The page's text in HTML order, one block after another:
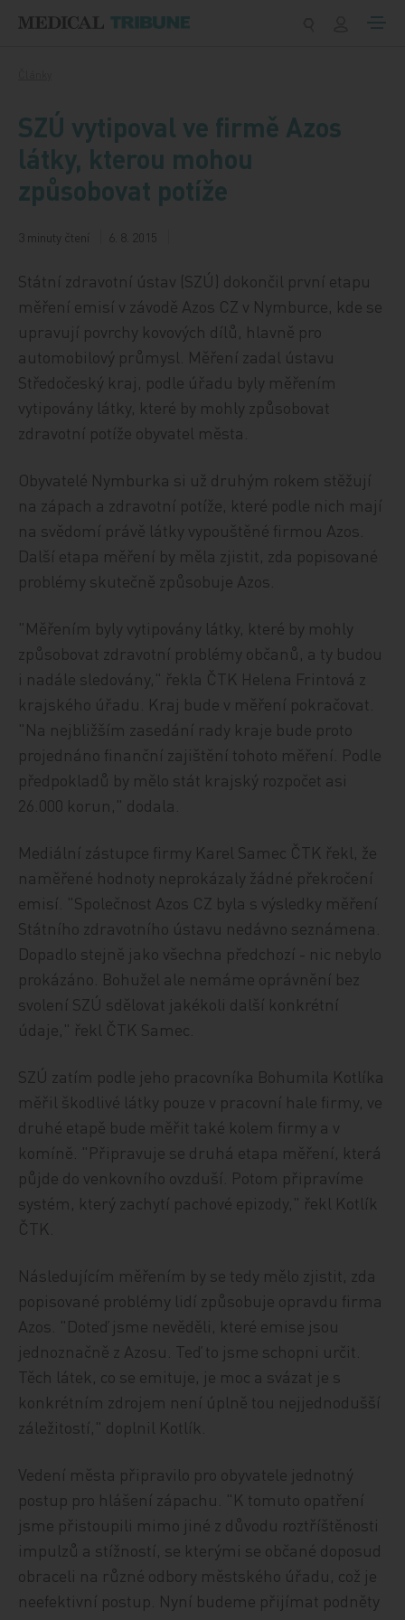
SZÚ vytipoval ve firmě Azos
látky, kterou mohou
způsobovat potíže
3 minuty čtení 6. 8. 2015
Státní zdravotní ústav (SZÚ) dokončil první etapu
měření emisí v závodě Azos CZ v Nymburce, kde se
upravují povrchy kovových dílů, hlavně pro
automobilový průmysl. Měření zadal ústavu
Středočeský kraj, podle úřadu byly měřením
vytipovány látky, které by mohly způsobovat
zdravotní potíže obyvatel města.
Obyvatelé Nymburka si už druhým rokem stěžují
na zápach a zdravotní potíže, které podle nich mají
na svědomí právě látky vypouštěné firmou Azos.
Další etapa měření by měla zjistit, zda popisované
problémy skutečně způsobuje Azos.
"Měřením byly vytipovány látky, které by mohly
způsobovat zdravotní problémy občanů, a ty budou
i nadále sledovány," řekla ČTK Helena Frintová z
krajského úřadu. Kraj bude v měření pokračovat.
"Na nejbližším zasedání rady kraje bude proto
projednáno finanční zajištění tohoto měření. Podle
předpokladů by mělo stát krajský rozpočet asi
26.000 korun," dodala.
Mediální zástupce firmy Karel Samec ČTK řekl, že
naměřené hodnoty neprokázaly žádné překročení
emisí. "Společnost Azos CZ byla s výsledky měření
Státního zdravotního ústavu nedávno seznámena.
Dopadlo stejně jako všechna předchozí - nic nebylo
prokázáno. Bohužel ale nemáme oprávnění bez
svolení SZÚ sdělovat jakékoli další konkrétní
údaje," řekl ČTK Samec.
SZÚ zatím podle jeho pracovníka Bohumila Kotlíka
měřil škodlivé látky pouze v pracovní hale firmy, ve
druhé etapě bude měřit také kolem firmy a v
komíně. "Připravuje se druhá etapa měření, která
půjde do venkovního ovzduší. Potom připravíme
systém, který zachytí pachové epizody," řekl Kotlík
ČTK.
Následujícím měřením by se tedy mělo zjistit, zda
popisované problémy lidí způsobuje opravdu firma
Azos. "Doteď jsme nevěděli, které emise jsou
jednoznačně z Azosu. Teď to jsme schopni určit.
Těch látek, co se emituje, je moc a svázat je s
konkrétním zdrojem není úplně tou nejjednodušší
záležitostí," doplnil Kotlík.
Vedení města připravilo pro obyvatele jednotný
postup pro hlášení zápachu. "K tomuto opatření
jsme přistoupili mimo jiné z důvodu roztříštěnosti
impulzů a stížností, se kterými se občané doposud
obraceli na různé odbory městského úřadu, což je
neefektivní postup. Nyní budeme přijímat podněty